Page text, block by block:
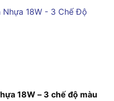
18W – 3 chế độ màu